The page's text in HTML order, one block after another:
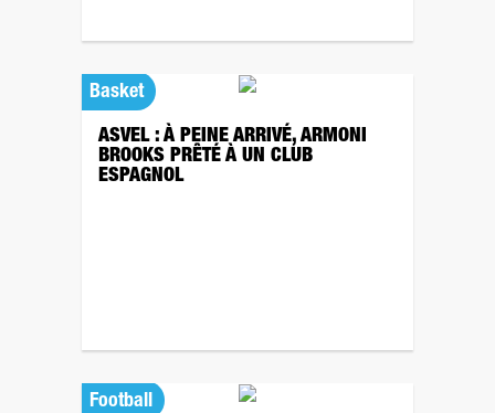
Basket
ASVEL : À PEINE ARRIVÉ, ARMONI
BROOKS PRÊTÉ À UN CLUB
ESPAGNOL
Football